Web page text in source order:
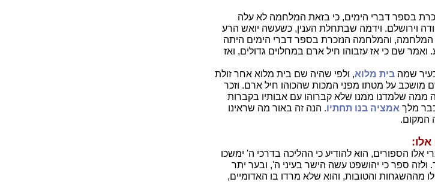
בספר דברי הימים, כי בזאת המלחמה לא עלה
וירושלם. וידמה שבתחלת הענין, כשעשה יואש הרע
המלחמה, והמלחמה הנזכרת בספר דברי הימים היתה
שם כי אז עזבוהו חיל ארם במחלוים גדולים, ואז
שמה בית מלוא, ולפי שהיה שם בית מלוא אחר זולת
מושכב על מטתו מפני המכות שהכוהו חיל ארם. וזכר
ממה שלמדנו ממנו שלא קברוהו עם אבותיו בקברות
מלך אמציה בנו תחתיו. הנה זה באור מה שראינו
המקום.
אלו הספורים, הוא להודיע כי ההליכה בדרכי ה' ימשכו
ספר כי יהושפט עשה הישר בעיני ה', ובער יתר
מההשגחות והטובות, והוא שלא מרדו בו האדומיים,